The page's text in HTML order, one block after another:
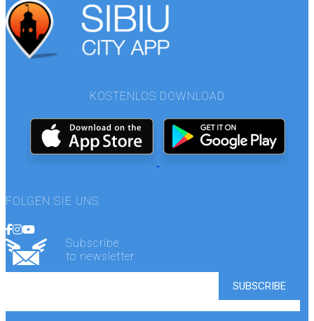
KOSTENLOS DOWNLOAD
FOLGEN SIE UNS
Subscribe
to newsletter